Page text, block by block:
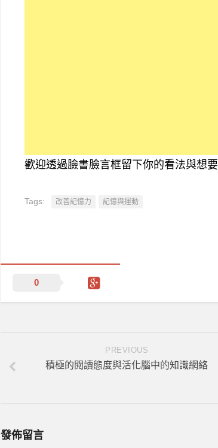
歡迎透過臉書臉言框留下你的看法與想
Tags: 改善記憶力 記憶與運動
0
PREVIOUS
積極的閱讀態度與活化腦中的知識網絡
發佈留言